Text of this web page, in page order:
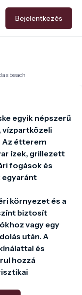
Bejelentkezés
beach
egyik népszerű
vízpartközeli
Az étterem
ízek, grillezett
fogások és
egyaránt
környezet és a
biztosít
vagy egy
után. A
és
hozzá